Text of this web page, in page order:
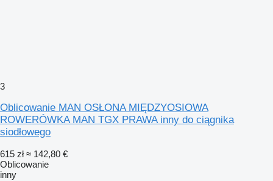
3
Oblicowanie MAN OSŁONA MIĘDZYOSIOWA
ROWERÓWKA MAN TGX PRAWA inny do ciągnika
siodłowego
615 zł ≈ 142,80 €
Oblicowanie
inny